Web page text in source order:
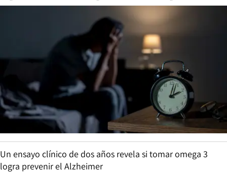
Un ensayo clínico de dos años revela si tomar omega 3
logra prevenir el Alzheimer